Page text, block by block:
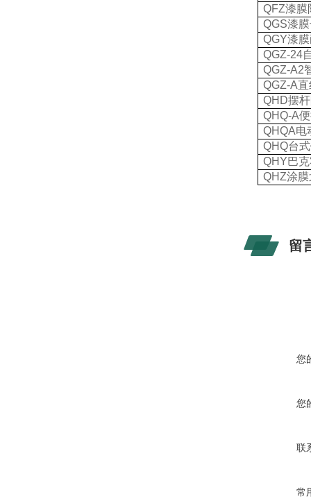
QFZ漆膜
QGS漆
QGY漆
QGZ-24
QGZ-A2
QGZ-A
QHD摆
QHQ-A
QHQA电
QHQ台
QHY巴
QHZ涂
留
您
您
联
常